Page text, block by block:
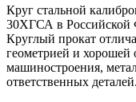
Круг стальной
30ХГСА в
Круглый прокат
геометрией и хорошей
машиностроения,
ответственных деталей.